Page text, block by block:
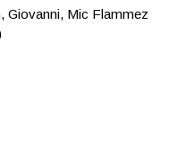
Giovanni, Mic Flammez